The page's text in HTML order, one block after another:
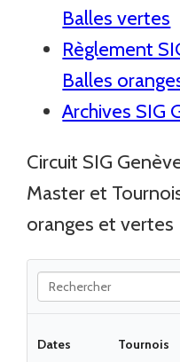
Balles vertes
Règlement
Balles
Archives SIG
Circuit SIG
Master et
oranges et vertes
Dates Tournois